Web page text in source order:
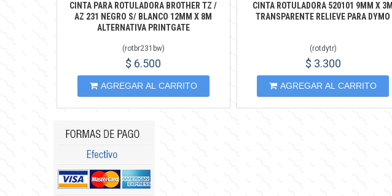
CINTA PARA ROTULADORA BROTHER TZ /
AZ 231 NEGRO S/ BLANCO 12MM X 8M
ALTERNATIVA PRINTGATE
(rotbr231bw)
$ 6.500
AGREGAR AL CARRITO
CINTA ROTULADORA 520101 9MM X 3M
TRANSPARENTE RELIEVE PARA DYMO
(rotdytr)
$ 3.300
AGREGAR AL CARRITO